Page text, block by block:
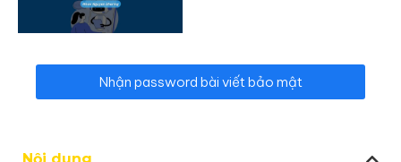
Nhận password bài viết bảo mật